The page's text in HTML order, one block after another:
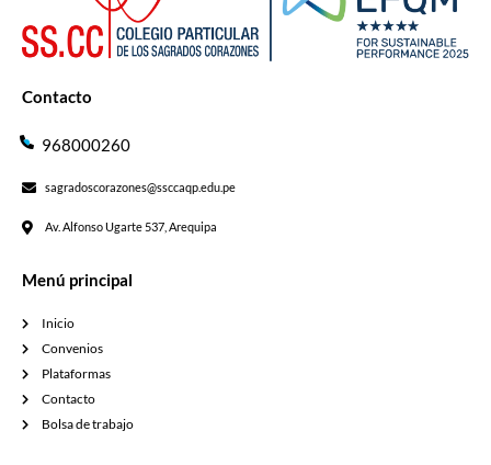
Contacto
968000260
sagradoscorazones@ssccaqp.edu.pe
Av. Alfonso Ugarte 537, Arequipa
Menú principal
Inicio
Convenios
Plataformas
Contacto
Bolsa de trabajo